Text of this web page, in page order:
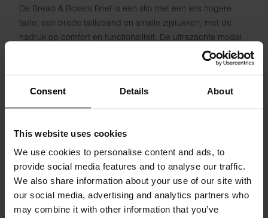
Consent Details About
This website uses cookies
We use cookies to personalise content and ads, to
provide social media features and to analyse our traffic.
We also share information about your use of our site with
our social media, advertising and analytics partners who
may combine it with other information that you’ve
De Bread & Boxers Brief is een slip met een iets hogere
taille, een brede tailleband en smalle zijstukken, met de
nadruk op comfort en functionaliteit. De ultrazachte modal
jersey zorgt voor een uitstekende pasvorm die wasbeurt na
wasbeurt behouden blijft. Geen schurende plekken. Je
Materiaal: 95% micromodal, 5% elastaan
Het model op de foto is 173 cm lang en draagt ​​maat S.
Specificatie
Maatgids